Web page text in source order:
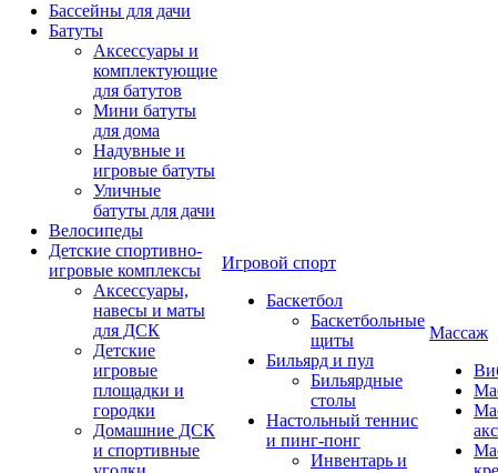
Бассейны для дачи
Батуты
Аксессуары и
комплектующие
для батутов
Мини батуты
для дома
Надувные и
игровые батуты
Уличные
батуты для дачи
Велосипеды
Детские спортивно-
игровые комплексы
Аксессуары,
навесы и маты
для ДСК
Детские
игровые
площадки и
городки
Домашние ДСК
и спортивные
Игровой спорт
Баскетбол
Баскетбольные
щиты
Бильярд и пул
Бильярдные
столы
Настольный теннис
и пинг-понг
Инвентарь и
Массаж